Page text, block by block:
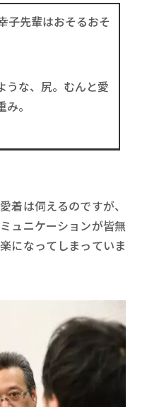
子先輩はおそるおそ
うな、尻。むんと愛
。
着は伺えるのですが、
ュニケーションが皆無
になってしまっていま